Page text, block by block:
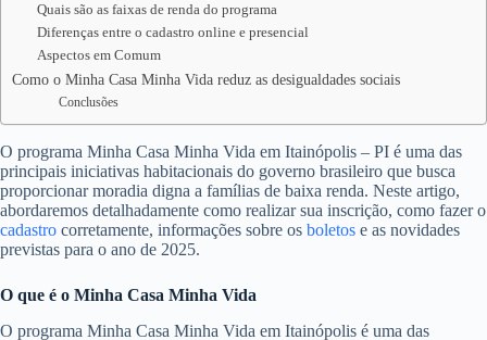
Quais são as faixas de renda do programa
Diferenças entre o cadastro online e presencial
Aspectos em Comum
Como o Minha Casa Minha Vida reduz as desigualdades sociais
Conclusões
O programa Minha Casa Minha Vida em Itainópolis – PI é uma das
principais iniciativas habitacionais do governo brasileiro que busca
proporcionar moradia digna a famílias de baixa renda. Neste artigo,
abordaremos detalhadamente como realizar sua inscrição, como fazer o
cadastro corretamente, informações sobre os boletos e as novidades
previstas para o ano de 2025.
O que é o Minha Casa Minha Vida
O programa Minha Casa Minha Vida em Itainópolis é uma das